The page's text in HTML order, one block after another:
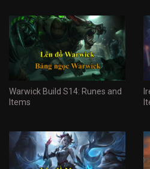
Warwick Build S14: Runes and
Items